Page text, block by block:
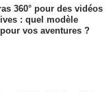
360° pour des vidéos
: quel modèle
vos aventures ?